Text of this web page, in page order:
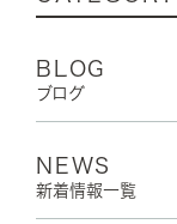
BLOG
ブログ
NEWS
新着情報一覧